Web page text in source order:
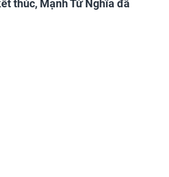
thúc, Mạnh Tử Nghĩa đã